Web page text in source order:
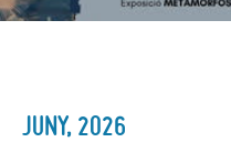
JUNY, 2026